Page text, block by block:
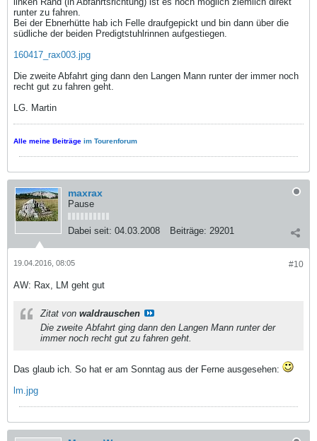
runter zu fahren.
Bei der Ebnerhütte hab ich Felle draufgepickt und bin dann über die
südliche der beiden Predigtstuhlrinnen aufgestiegen.
160417_rax003.jpg
Die zweite Abfahrt ging dann den Langen Mann runter der immer noch
recht gut zu fahren geht.
LG. Martin
Alle meine Beiträge im Tourenforum
maxrax
Pause
Dabei seit: 04.03.2008 Beiträge: 29201
#10
19.04.2016, 08:05
AW: Rax, LM geht gut
Zitat von waldrauschen
Die zweite Abfahrt ging dann den Langen Mann runter der
immer noch recht gut zu fahren geht.
Das glaub ich. So hat er am Sonntag aus der Ferne ausgesehen:
lm.jpg